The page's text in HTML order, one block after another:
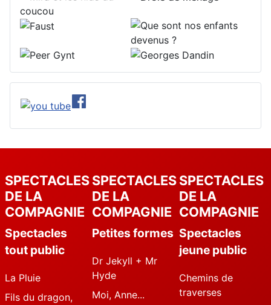
SPECTACLES
DE LA
COMPAGNIE
Spectacles
tout public
La Pluie
Fils du dragon,
SPECTACLES
DE LA
COMPAGNIE
Petites formes
Dr Jekyll + Mr
Hyde
Moi, Anne...
SPECTACLES
DE LA
COMPAGNIE
Spectacles
jeune public
Chemins de
traverses